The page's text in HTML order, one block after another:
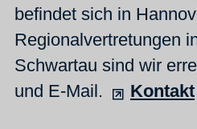
befindet sich in
Regionalvertretungen
Schwartau sind wir
und E-Mail.
Kontakt